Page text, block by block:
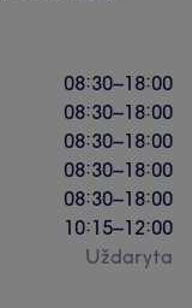
08:30–18:00
08:30–18:00
08:30–18:00
08:30–18:00
08:30–18:00
10:15–12:00
Uždaryta